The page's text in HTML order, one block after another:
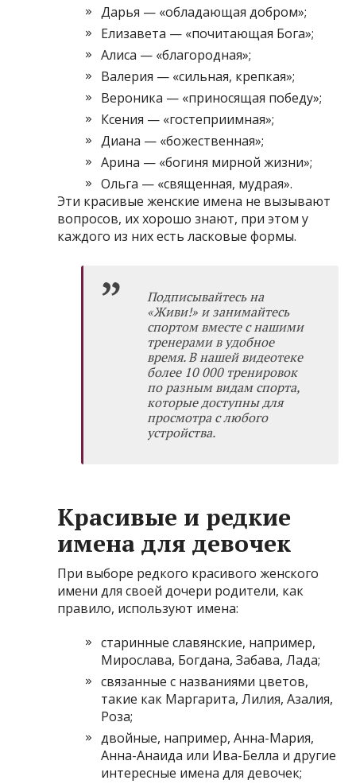
Дарья — «обладающая добром»;
Елизавета — «почитающая Бога»;
Алиса — «благородная»;
Валерия — «сильная, крепкая»;
Вероника — «приносящая победу»;
Ксения — «гостеприимная»;
Диана — «божественная»;
Арина — «богиня мирной жизни»;
Ольга — «священная, мудрая».
Эти красивые женские имена не вызывают
вопросов, их хорошо знают, при этом у
каждого из них есть ласковые формы.
Подписывайтесь на
«Живи!»и занимайтесь
спортом вместе с нашими
тренерами в удобное
время. В нашей видеотеке
более 10 000 тренировок
по разным видам спорта,
которые доступны для
просмотра с любого
устройства.
Красивые и редкие
имена для девочек
При выборе редкого красивого женского
имени для своей дочери родители, как
правило, используют имена:
старинные славянские, например,
Мирослава, Богдана, Забава, Лада;
связанные с названиями цветов,
такие как Маргарита, Лилия, Азалия,
Роза;
двойные, например, Анна-Мария,
Анна-Анаида или Ива-Белла и другие
интересные имена для девочек;